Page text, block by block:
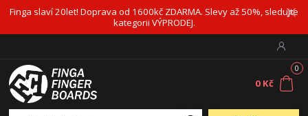
Finga slaví 20let! Doprava od 1600kč ZDARMA. Slevy až 50%, sledujte
kategorii VÝPRODEJ.
0
0 Kč